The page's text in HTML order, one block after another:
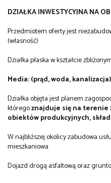
DZIAŁKA INWESTYCYJNA NA
Przedmiotem oferty jest
(własność)
Działka płaska w kształcie
Media: (prąd, woda,
Działka objęta jest planem
któregoznajduje się na terenie
obiektów produkcyjnych,
W najbliższej okolicy zabudowa
mieszkaniowa
Dojazd drogą asfaltową oraz